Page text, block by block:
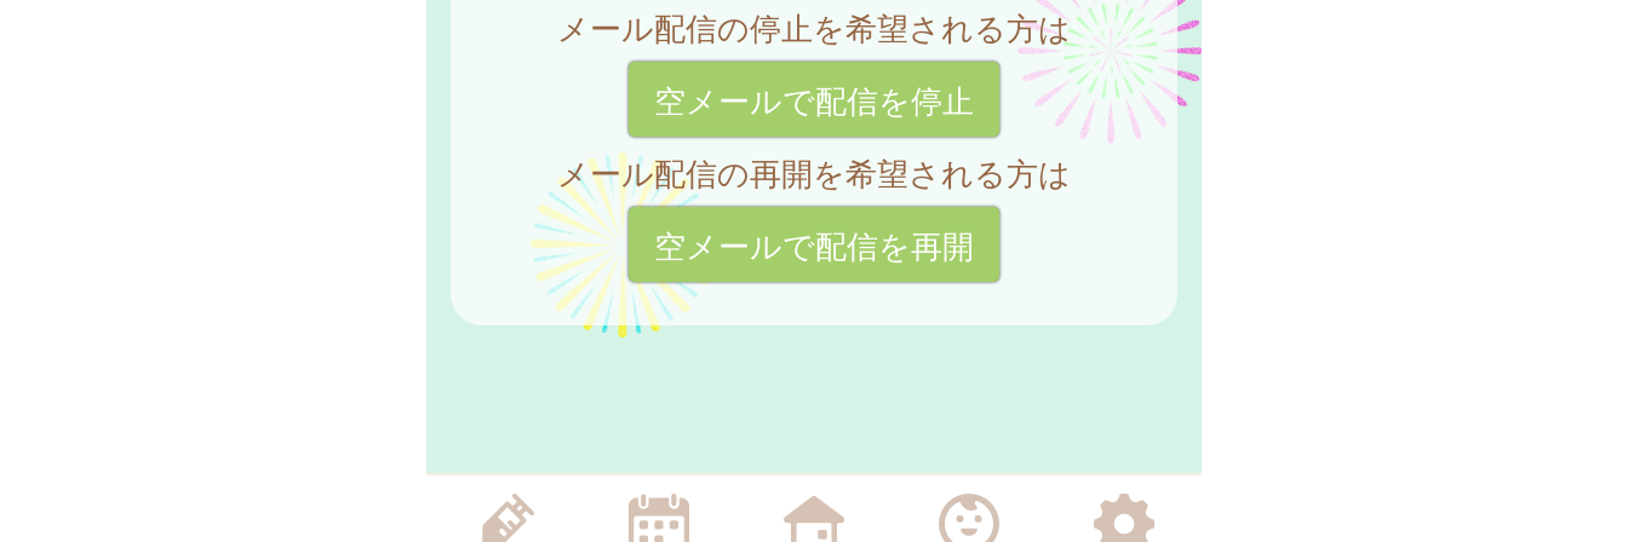
メール配信の停止を希望される方は
空メールで配信を停止
メール配信の再開を希望される方は
空メールで配信を再開